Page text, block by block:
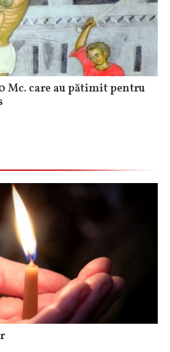
Mc. care au pătimit pentru